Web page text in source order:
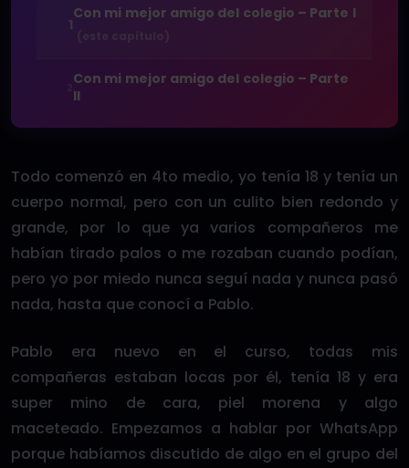
1
Con mi mejor amigo del colegio – Parte I
Con mi mejor amigo del colegio – Parte
II
Todo comenzó en 4to medio, yo tenía 18 y tenía un
cuerpo normal, pero con un culito bien redondo y
grande, por lo que ya varios compañeros me
habían tirado palos o me rozaban cuando podían,
pero yo por miedo nunca seguí nada y nunca pasó
nada, hasta que conocí a Pablo.
Pablo era nuevo en el curso, todas mis
compañeras estaban locas por él, tenía 18 y era
super mino de cara, piel morena y algo
maceteado. Empezamos a hablar por WhatsApp
porque habíamos discutido de algo en el grupo del